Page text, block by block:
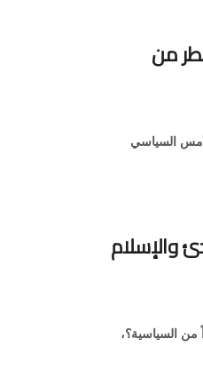
من
السياسي
والإسلام
السياسية؟،